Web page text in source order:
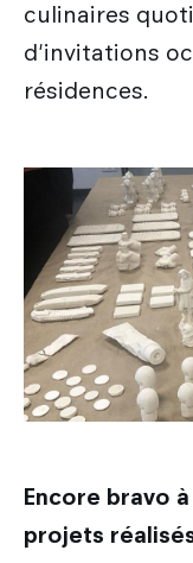
culinaires
d'invitations
résidences.
Encore bravo
projets